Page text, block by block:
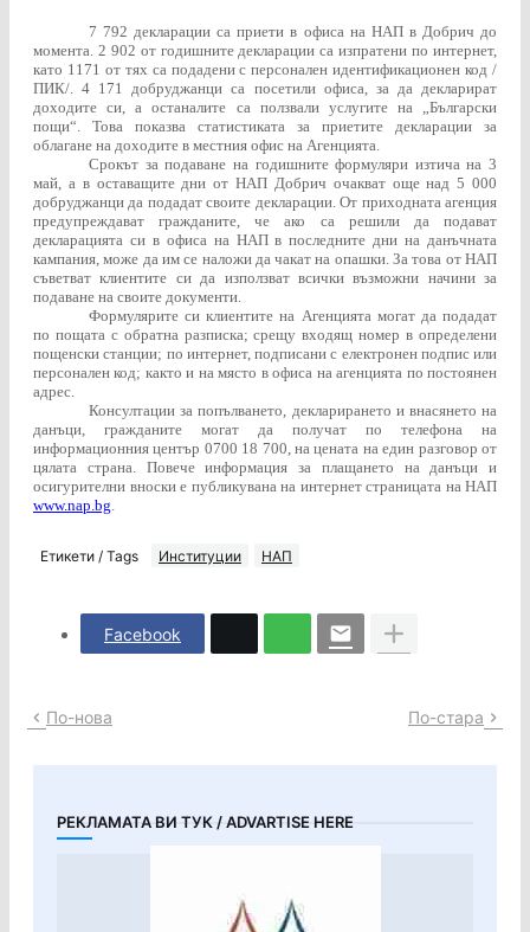
7 792 декларации са приети в офиса на НАП в Добрич до
момента. 2 902 от годишните декларации са изпратени по интернет,
като 1171 от тях са подадени с персонален идентификационен код /
ПИК/. 4 171 добруджанци са посетили офиса, за да декларират
доходите си, а останалите са ползвали услугите на „Български
пощи“. Това показва статистиката за приетите декларации за
облагане на доходите в местния офис на Агенцията.
Срокът за подаване на годишните формуляри изтича на 3
май, а в оставащите дни от НАП Добрич очакват още над 5 000
добруджанци да подадат своите декларации. От приходната агенция
предупреждават гражданите, че ако са решили да подават
декларацията си в офиса на НАП в последните дни на данъчната
кампания, може да им се наложи да чакат на опашки. За това от НАП
съветват клиентите си да използват всички възможни начини за
подаване на своите документи.
Формулярите си клиентите на Агенцията могат да подадат
по пощата с обратна разписка; срещу входящ номер в определени
пощенски станции; по интернет, подписани с електронен подпис или
персонален код; както и на място в офиса на агенцията по постоянен
адрес.
Консултации за попълването, декларирането и внасянето на
данъци, гражданите могат да получат по телефона на
информационния център 0700 18 700, на цената на един разговор от
цялата страна. Повече информация за плащането на данъци и
осигурителни вноски е публикувана на интернет страницата на НАП
www.nap.bg.
Етикети / Tags Институции НАП
Facebook
По-нова По-стара
РЕКЛАМАТА ВИ ТУК / ADVARTISE HERE